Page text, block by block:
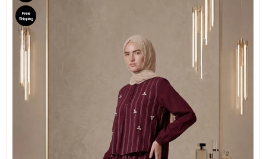
Free
Shipping